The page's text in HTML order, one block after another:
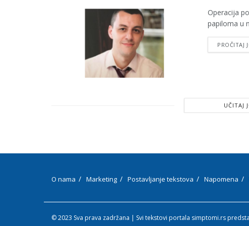
Operacija
papiloma u
PROČITAJ
UČITAJ
O nama Marketing Postavljanje tekstova Napomena
© 2023 Sva prava zadržana | Svi tekstovi portala simptomi.rs